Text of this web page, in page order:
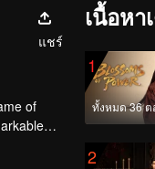
แชร์
of
เนื้อห
1
ทั้งหมด 36 ต
2